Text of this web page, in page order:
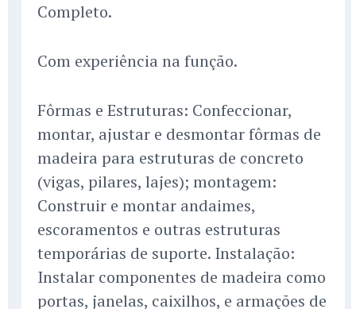
Completo.
Com experiência na função.
Fôrmas e Estruturas: Confeccionar,
montar, ajustar e desmontar fôrmas de
madeira para estruturas de concreto
(vigas, pilares, lajes); montagem:
Construir e montar andaimes,
escoramentos e outras estruturas
temporárias de suporte. Instalação:
Instalar componentes de madeira como
portas, janelas, caixilhos, e armações de